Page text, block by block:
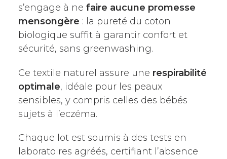
s’engage à ne faire aucune promesse
mensongère : la pureté du coton
biologique suffit à garantir confort et
sécurité, sans greenwashing.
Ce textile naturel assure une respirabilité
optimale, idéale pour les peaux
sensibles, y compris celles des bébés
sujets à l’eczéma.
Chaque lot est soumis à des tests en
laboratoires agréés, certifiant l’absence